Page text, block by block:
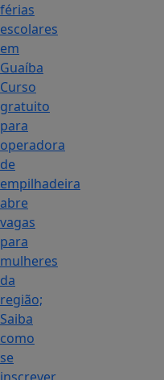
férias
escolares
em
Guaíba
Curso
gratuito
para
operadora
de
empilhadeira
abre
vagas
para
mulheres
da
região;
Saiba
como
se